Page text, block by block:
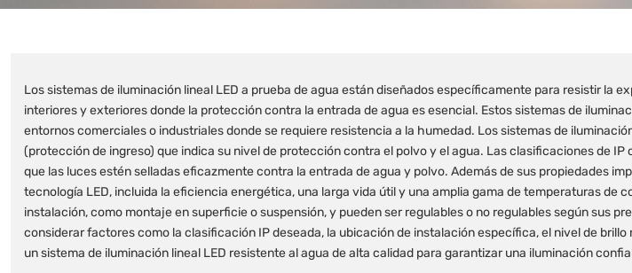
Los sistemas de iluminación lineal LED a prueba de agua están diseñados específicamente para resistir la
interiores y exteriores donde la protección contra la entrada de agua es esencial. Estos sistemas de
entornos comerciales o industriales donde se requiere resistencia a la humedad. Los sistemas de
(protección de ingreso) que indica su nivel de protección contra el polvo y el agua. Las clasificaciones de
que las luces estén selladas eficazmente contra la entrada de agua y polvo. Además de sus propiedades
tecnología LED, incluida la eficiencia energética, una larga vida útil y una amplia gama de temperaturas
instalación, como montaje en superficie o suspensión, y pueden ser regulables o no regulables según sus
considerar factores como la clasificación IP deseada, la ubicación de instalación específica, el nivel de
un sistema de iluminación lineal LED resistente al agua de alta calidad para garantizar una iluminación